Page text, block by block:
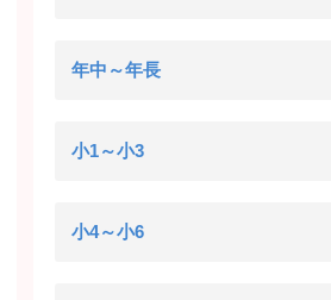
年中～年長
小1～小3
小4～小6